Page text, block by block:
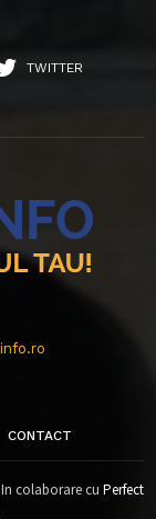
TWITTER
CONTACT
colaborare cu Perfect